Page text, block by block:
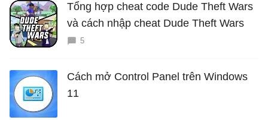
Tổng hợp cheat code Dude Theft Wars
và cách nhập cheat Dude Theft Wars
5
Cách mở Control Panel trên Windows
11